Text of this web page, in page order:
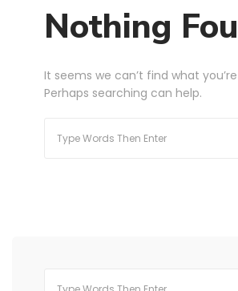
Nothing
It seems we can’t find what
Perhaps searching can help.